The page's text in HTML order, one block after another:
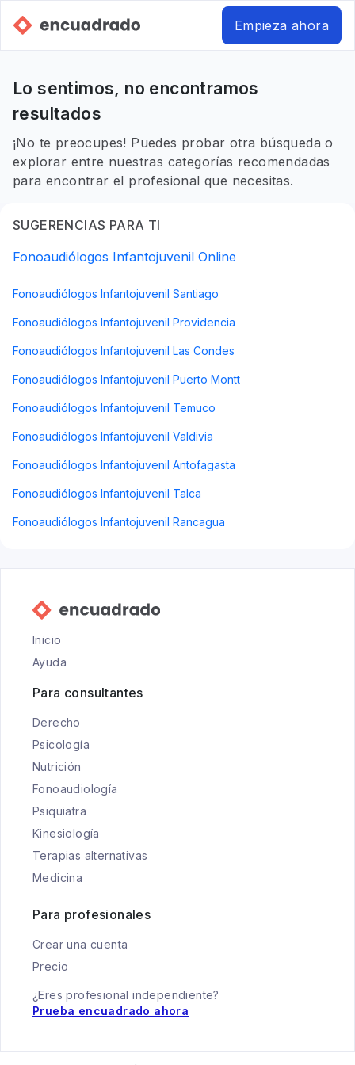
Empieza ahora
Lo sentimos, no encontramos
resultados
¡No te preocupes! Puedes probar otra búsqueda o
explorar entre nuestras categorías recomendadas
para encontrar el profesional que necesitas.
SUGERENCIAS PARA TI
Fonoaudiólogos Infantojuvenil Online
Fonoaudiólogos Infantojuvenil Santiago
Fonoaudiólogos Infantojuvenil Providencia
Fonoaudiólogos Infantojuvenil Las Condes
Fonoaudiólogos Infantojuvenil Puerto Montt
Fonoaudiólogos Infantojuvenil Temuco
Fonoaudiólogos Infantojuvenil Valdivia
Fonoaudiólogos Infantojuvenil Antofagasta
Fonoaudiólogos Infantojuvenil Talca
Fonoaudiólogos Infantojuvenil Rancagua
Inicio
Ayuda
Para consultantes
Derecho
Psicología
Nutrición
Fonoaudiología
Psiquiatra
Kinesiología
Terapias alternativas
Medicina
Para profesionales
Crear una cuenta
Precio
¿Eres profesional independiente?
Prueba encuadrado ahora